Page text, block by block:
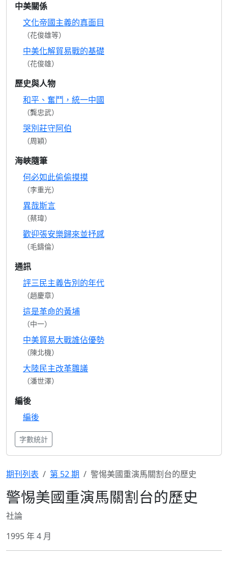
中美關係
文化帝國主義的真面目
（花俊雄等）
中美化解貿易戰的基礎
（花俊雄）
歷史與人物
和平、奮鬥，統一中國
（龔忠武）
哭別莊守阿伯
（周穎）
海峽隨筆
何必如此偷偷摸摸
（李重光）
異哉斯言
（蔡瑋）
歡迎張安樂歸來並抒感
（毛鑄倫）
通訊
評三民主義告別的年代
（趙慶章）
這是革命的黃埔
（中一）
中美貿易大戰誰佔優勢
（陳北機）
大陸民主改革雛議
（潘世澤）
編後
編後
字數統計
期刊列表 第 52 期 警惕美國重演馬關割台的歷史
警惕美國重演馬關割台的歷史
社論
1995 年 4 月